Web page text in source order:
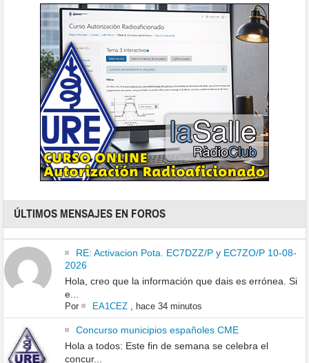
ÚLTIMOS MENSAJES EN FOROS
RE: Activacion Pota. EC7DZZ/P y EC7ZO/P 10-08-
2026
Hola, creo que la información que dais es errónea. Si
e...
Por EA1CEZ, hace 34 minutos
Concurso municipios españoles CME
Hola a todos: Este fin de semana se celebra el
concur...